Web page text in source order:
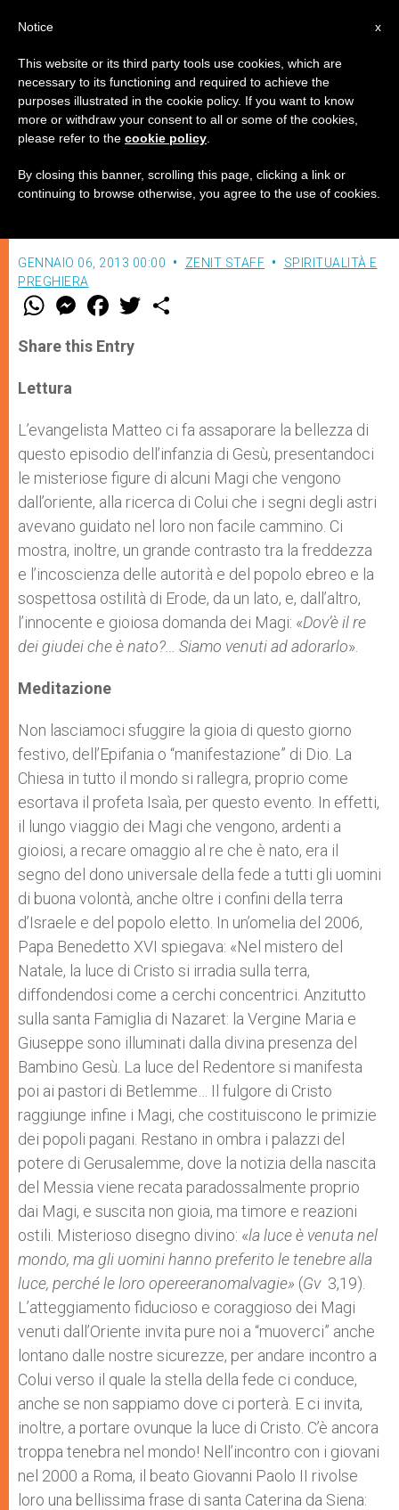
Siamo venuti ad adorarlo
Meditazione quotidiana sulla Parola di
GENNAIO 06, 2013 00:00 ZENIT STAFF
SPIRITUALITÀ E
PREGHIERA
W
t
s
p
p
M
e
s
e
F
a
e
b
w
Share this Entry
Lettura
L’evangelista Matteo ci fa assaporare la bellezza di
questo episodio dell’infanzia di Gesù, presentandoci
le misteriose figure di alcuni Magi che vengono
dall’oriente, alla ricerca di Colui che i segni degli astri
avevano guidato nel loro non facile cammino. Ci
mostra, inoltre, un grande contrasto tra la freddezza
e l’incoscienza delle autorità e del popolo ebreo e la
sospettosa ostilità di Erode, da un lato, e, dall’altro,
l’innocente e gioiosa domanda dei Magi: «Dov’èil re
dei giudei cheènato?… Siamo venuti ad adorarlo».
Meditazione
Non lasciamoci sfuggire la gioia di questo giorno
festivo, dell’Epifania o “manifestazione” di Dio. La
Chiesa in tutto il mondo si rallegra, proprio come
esortava il profeta Isaìa, per questo evento. In effetti,
il lungo viaggio dei Magi che vengono, ardenti a
gioiosi, a recare omaggio al re che è nato, era il
segno del dono universale della fede a tutti gli uomini
di buona volontà, anche oltre i confini della terra
d’Israele e del popolo eletto. In un’omelia del 2006,
Papa Benedetto XVI spiegava: «Nel mistero del
Natale, la luce di Cristo si irradia sulla terra,
diffondendosi come a cerchi concentrici. Anzitutto
sulla santa Famiglia di Nazaret: la Vergine Maria e
Giuseppe sono illuminati dalla divina presenza del
Bambino Gesù. La luce del Redentore si manifesta
poi ai pastori di Betlemme… Il fulgore di Cristo
raggiunge infine i Magi, che costituiscono le primizie
dei popoli pagani. Restano in ombra i palazzi del
potere di Gerusalemme, dove la notizia della nascita
del Messia viene recata paradossalmente proprio
dai Magi, e suscita non gioia, ma timore e reazioni
ostili. Misterioso disegno divino: «la luceè venuta nel
mondo, ma gli uomini hanno preferito le tenebre alla
luce, perchéle loro opereeranomalvagie» (Gv3,19).
L’atteggiamento fiducioso e coraggioso dei Magi
venuti dall’Oriente invita pure noi a “muoverci” anche
lontano dalle nostre sicurezze, per andare incontro a
Colui verso il quale la stella della fede ci conduce,
anche se non sappiamo dove ci porterà. E ci invita,
inoltre, a portare ovunque la luce di Cristo. C’è ancora
troppa tenebra nel mondo! Nell’incontro con i giovani
nel 2000 a Roma, il beato Giovanni Paolo II rivolse
loro una bellissima frase di santa Caterina da Siena:
x
Notice
This website or its third party tools use cookies, which are
necessary to its functioning and required to achieve the
purposes illustrated in the cookie policy. If you want to know
more or withdraw your consent to all or some of the cookies,
please refer to the cookie policy
By closing this banner, scrolling this page, clicking a link or
continuing to browse otherwise, you agree to the use of cookies.